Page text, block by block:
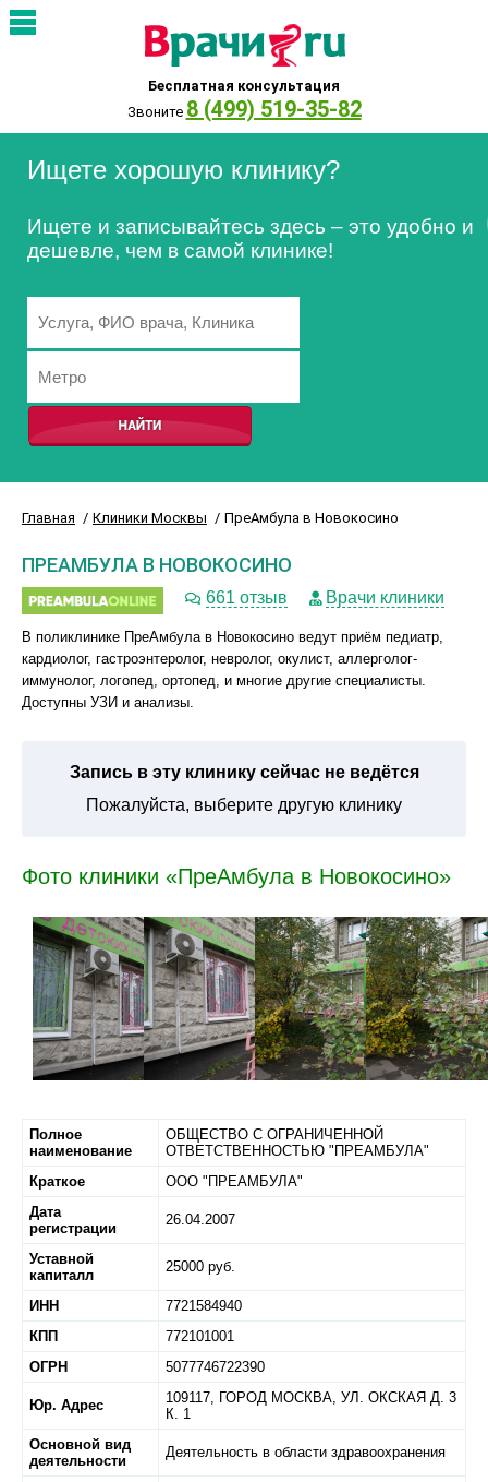
Бесплатная консультация
Звоните 8 (499) 519-35-82
Ищете хорошую клинику?
Ищете и записывайтесь здесь – это удобно и
дешевле, чем в самой клинике!
Главная Клиники Москвы ПреАмбула в Новокосино
ПРЕАМБУЛА В НОВОКОСИНО
661 отзыв Врачи клиники
В поликлинике ПреАмбула в Новокосино ведут приём педиатр,
кардиолог, гастроэнтеролог, невролог, окулист, аллерголог-
иммунолог, логопед, ортопед, и многие другие специалисты.
Доступны УЗИ и анализы.
Запись в эту клинику сейчас не ведётся
Пожалуйста, выберите другую клинику
Фото клиники «ПреАмбула в Новокосино»
Полное
наименование
ОБЩЕСТВО С ОГРАНИЧЕННОЙ
ОТВЕТСТВЕННОСТЬЮ "ПРЕАМБУЛА"
Краткое
ООО "ПРЕАМБУЛА"
Дата
регистрации
26.04.2007
Уставной
капиталл
25000 руб.
ИНН
7721584940
КПП
772101001
ОГРН
5077746722390
Юр. Адрес 109117, ГОРОД МОСКВА, УЛ. ОКСКАЯ Д. 3
К. 1
Основной вид
деятельности
Деятельность в области здравоохранения